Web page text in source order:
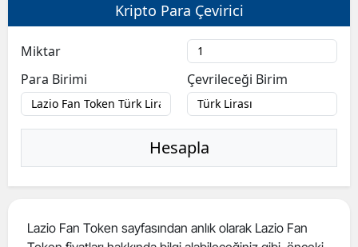
Kripto Para Çevirici
Miktar
Para Birimi
Çevrileceği Birim
Hesapla
Lazio Fan Token sayfasından anlık olarak Lazio Fan